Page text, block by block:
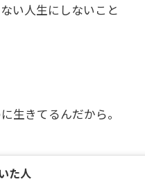
い人生にしないこと
生きてるんだから。
た人